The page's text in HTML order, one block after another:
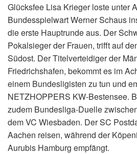
Glücksfee Lisa Krieger loste unter
Bundesspielwart Werner Schaus
die erste Hauptrunde aus. Der
Pokalsieger der Frauen, trifft auf
Südost. Der Titelverteidiger der
Friedrichshafen, bekommt es im
einem Bundesligisten zu tun und
NETZHOPPERS KW-Bestensee.
zudem Bundesliga-Duelle
dem VC Wiesbaden. Der SC
Aachen reisen, während der
Aurubis Hamburg empfängt.